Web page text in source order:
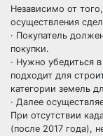
Независимо от
осуществления
· Покупатель
покупки.
· Нужно убедиться
подходит для
категории земель
· Далее
При отсутствии
(после 2017 года),